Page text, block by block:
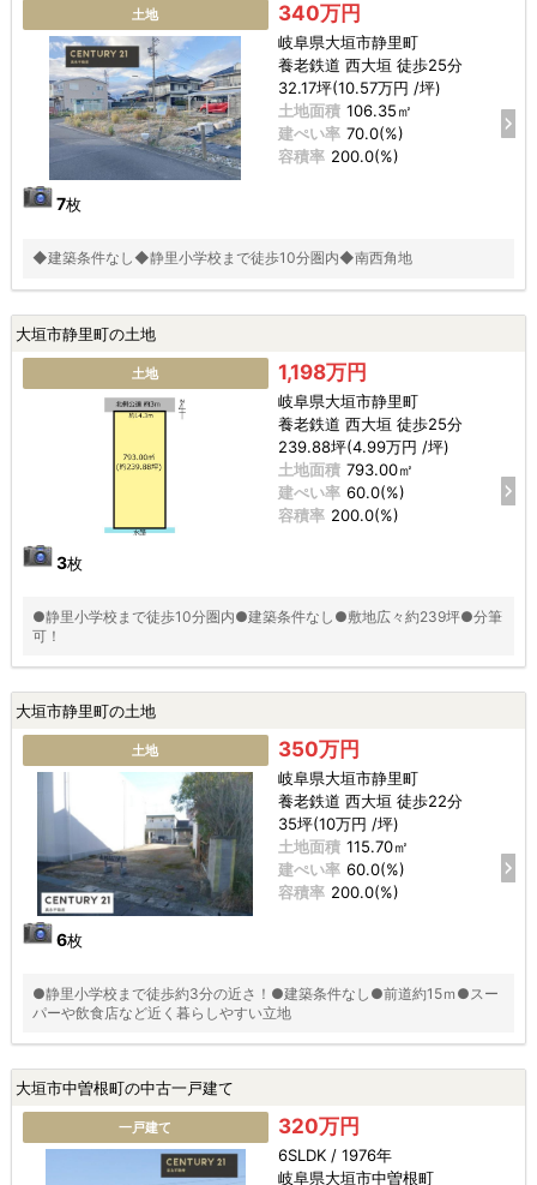
土地
7枚
340万円
岐阜県大垣市静里町
養老鉄道 西大垣 徒歩25分
32.17坪(10.57万円 /坪)
土地面積 106.35㎡
建ぺい率 70.0(%)
容積率 200.0(%)
◆建築条件なし◆静里小学校まで徒歩10分圏内◆南西角地
大垣市静里町の土地
土地
3枚
1,198万円
岐阜県大垣市静里町
養老鉄道 西大垣 徒歩25分
239.88坪(4.99万円 /坪)
土地面積 793.00㎡
建ぺい率 60.0(%)
容積率 200.0(%)
●静里小学校まで徒歩10分圏内●建築条件なし●敷地広々約239坪●分筆
可！
大垣市静里町の土地
土地
6枚
350万円
岐阜県大垣市静里町
養老鉄道 西大垣 徒歩22分
35坪(10万円 /坪)
土地面積 115.70㎡
建ぺい率 60.0(%)
容積率 200.0(%)
●静里小学校まで徒歩約3分の近さ！●建築条件なし●前道約15ｍ●スー
パーや飲食店など近く暮らしやすい立地
大垣市中曽根町の中古一戸建て
一戸建て 320万円
6SLDK / 1976年
岐阜県大垣市中曽根町